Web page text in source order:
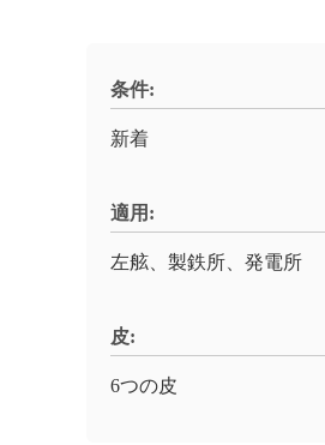
条件:
新着
適用:
左舷、製鉄所、発電所
皮:
6つの皮